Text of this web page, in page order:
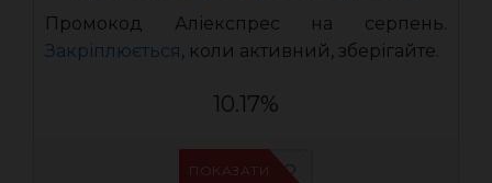
Промокод Аліекспрес на серпень.
Закріплюється, коли активний, зберігайте.
10.17%
IFPCFQQO
ПОКАЗАТИ